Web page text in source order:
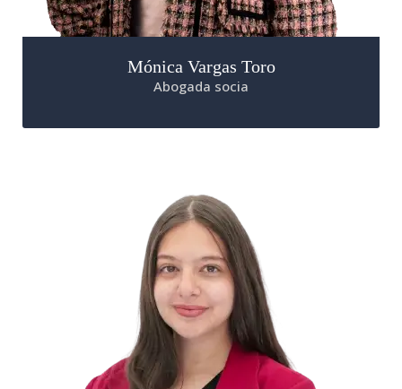
Mónica Vargas Toro
Abogada socia